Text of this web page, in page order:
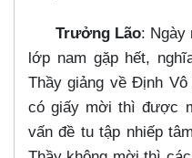
Trưởng Lão: Ngày
lớp nam gặp hết,
Thầy giảng về Định
có giấy mời thì được
vấn đề tu tập nhiếp